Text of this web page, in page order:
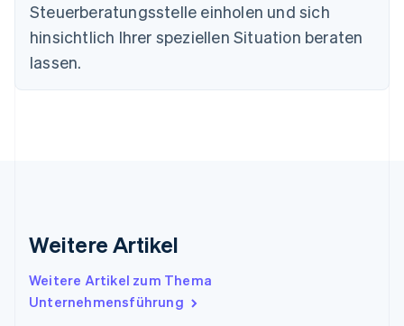
Steuerberatungsstelle einholen und sich
hinsichtlich Ihrer speziellen Situation beraten
lassen.
Weitere Artikel
Weitere Artikel zum Thema
Unternehmensführung
Festlandchina
简体中文English
Finnland
English
Frankreich
Irland
Italien
Italiano English